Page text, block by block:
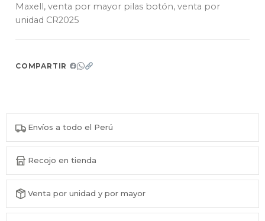
Maxell, venta por mayor pilas botón, venta por
unidad CR2025
COMPARTIR
Envíos a todo el Perú
Recojo en tienda
Venta por unidad y por mayor